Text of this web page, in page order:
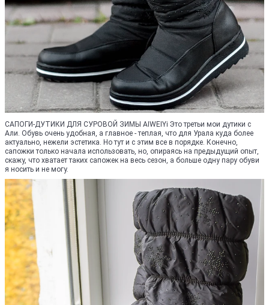
САПОГИ-ДУТИКИ ДЛЯ СУРОВОЙ ЗИМЫ AIWEIYi Это третьи мои дутики с
Али. Обувь очень удобная, а главное - теплая, что для Урала куда более
актуально, нежели эстетика. Но тут и с этим все в порядке. Конечно,
сапожки только начала использовать, но, опираясь на предыдущий опыт,
скажу, что хватает таких сапожек на весь сезон, а больше одну пару обуви
я носить и не могу.